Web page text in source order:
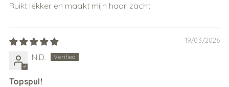
Ruikt lekker en maakt mijn haar zacht
19/03/2026
N.D.
Topspul!